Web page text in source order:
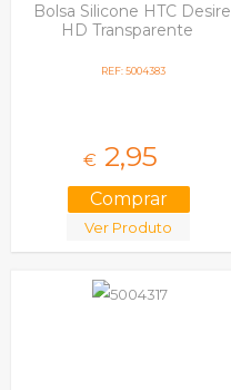
Bolsa Silicone HTC Desire
HD Transparente
REF: 5004383
€ 2,95
Ver Produto